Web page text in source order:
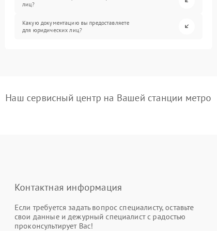
лиц?
Какую документацию вы предоставляете
для юридических лиц?
Наш сервисный центр на Вашей станции метро
Контактная информация
Если требуется задать вопрос специалисту, оставьте
свои данные и дежурный специалист с радостью
проконсультирует Вас!